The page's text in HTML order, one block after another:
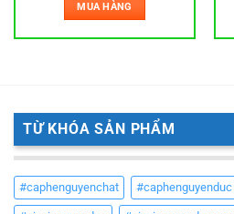
MUA HÀNG
TỪ KHÓA SẢN PHẨM
#caphenguyenchat #caphenguyenduc